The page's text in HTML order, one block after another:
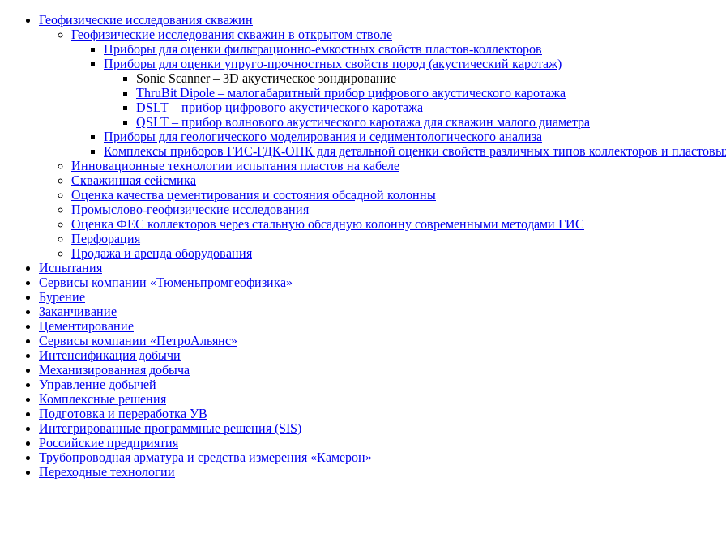
Геофизические исследования скважин
Геофизические исследования скважин в открытом стволе
Приборы для оценки фильтрационно-емкостных свойств пластов-коллекторов
Приборы для оценки упруго-прочностных свойств пород (акустический каротаж)
Sonic Scanner – 3D акустическое зондирование
ThruBit Dipole – малогабаритный прибор цифрового акустического каротажа
DSLT – прибор цифрового акустического каротажа
QSLT – прибор волнового акустического каротажа для скважин малого диаметра
Приборы для геологического моделирования и седиментологического анализа
Комплексы приборов ГИС-ГДК-ОПК для детальной оценки свойств различных типов коллекторов и
Инновационные технологии испытания пластов на кабеле
Скважинная сейсмика
Оценка качества цементирования и состояния обсадной колонны
Промыслово-геофизические исследования
Оценка ФЕС коллекторов через стальную обсадную колонну современными методами ГИС
Перфорация
Продажа и аренда оборудования
Испытания
Сервисы компании «Тюменьпромгеофизика»
Бурение
Заканчивание
Цементирование
Сервисы компании «ПетроАльянс»
Интенсификация добычи
Механизированная добыча
Управление добычей
Комплексные решения
Подготовка и переработка УВ
Интегрированные программные решения (SIS)
Российские предприятия
Трубопроводная арматура и средства измерения «Камерон»
Переходные технологии